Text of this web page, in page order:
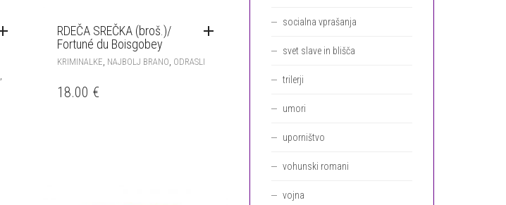
,
RDEČA SREČKA (broš.)/
Fortuné du Boisgobey
KRIMINALKE, NAJBOLJ BRANO, ODRASLI
18.00 €
socialna vprašanja
svet slave in blišča
trilerji
umori
uporništvo
vohunski romani
vojna